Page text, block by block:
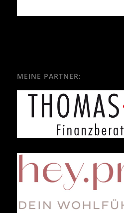
MEINE PARTNER: